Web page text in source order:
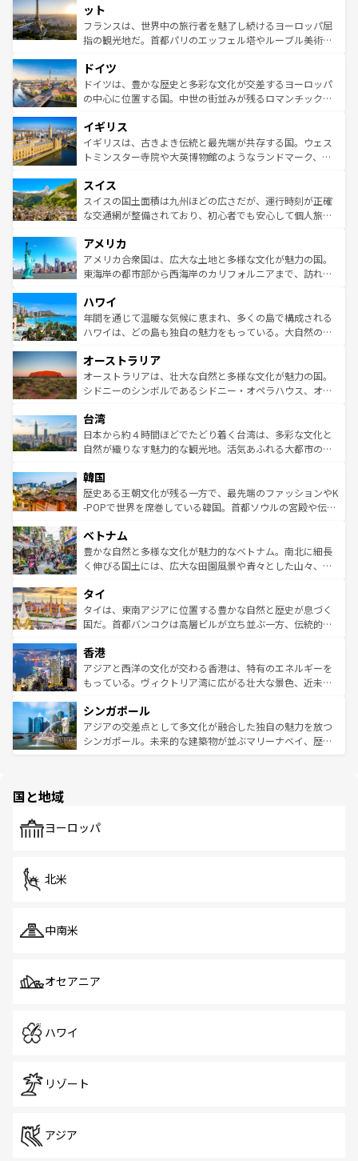
なお、新着のイタリア情報は
しい。
れる闘牛、そして美味しいタパスが生活の一部となってい
る。首都マドリードの洗練された雰囲気や、バルセロナの
アートに溢れた街角から、地方では古代ローマ遺跡や中世
せる。地方によって風土や気候が異なるスペインはその個
性で訪れる人を魅了する。 なお、新着のスペイン情報は コ
ンテンツ一覧を参照してほしい。
ット
フランスは、世界中の旅行者を魅了し続けるヨーロッパ屈
指の観光地だ。首都パリのエッフェル塔やルーブル美術館
で、幅広い魅力が詰まっている。華麗な宮殿、歴史的な大
聖堂、美しいビーチ、そして豊かな自然が、訪れる者を心
から魅了する。また、フランスは美食の国としても知ら
いる。シャンパンの発祥地であるランス、プロヴァンスの
香り高いラベンダー畑など、多彩な楽しみ方が可能だ。さ
らに、パリ以外の地域にも魅力が溢れており、どの街角に
れる地方に足を運ぶとそれぞれで全く異なる文化を体験で
きるだろう。 なお、新着のフランス情報はコンテンツ一覧
を参照してほしい。
ドイツ
ドイツは、豊かな歴史と多彩な文化が交差するヨーロッパ
の中心に位置する国。中世の街並みが残るロマンチック街
顔を持つこの国は、どこを歩いても飽きることがない。ベ
ルリンの文化的活気、バイエルン州のアルプスの絶景、そ
してライン川沿いのワイン畑といった風景は必見。ビール
は、お酒好きな人にはぜひ体験してほしい。 なお、新着の
ドイツ情報はコンテンツ一覧を参照してほしい。
イギリス
イギリスは、古きよき伝統と最先端が共存する国。ウェス
トミンスター寺院や大英博物館のようなランドマーク、歴
リアごとに異なる魅力がある。また、優雅なアフタヌーン
ティー、ビール好きにはたまらない英国パブ、サッカー観
戦など、本場だからこそできる体験も豊富。イギリスを旅
ンツ一覧を参照してほしい。
スイス
スイスの国土面積は九州ほどの広さだが、運行時刻が正確
な交通網が整備されており、初心者でも安心して個人旅行
の建物がそのまま残る町や、スイスならではのユニークな
博物館もあり、アルプス観光だけでなく町歩きも満喫する
ことができる。国民の所得が高いため物価も高いが、旅行
ば市内交通費無料で観光を楽しむこともできる。 なお、新
着のスイス情報はコンテンツ一覧 を参照してほしい。
アメリカ
アメリカ合衆国は、広大な土地と多様な文化が魅力の国。
東海岸の都市部から西海岸のカリフォルニアまで、訪れる
のような巨大都市は、観光、ショッピング、エンターテイ
ンメントが詰まった刺激的なスポットだ。一方、アメリカ
西部には大自然が広がり、グランドキャニオンやイエロー
部のニューオーリンズでは、音楽と美食が融合した独特の
文化が魅力。旅行者はアメリカの各地域で異なる魅力を楽
しみながら、その多様性と豊かな歴史を感じることができ
ならではの贅沢な旅のスタイルだ。 なお、新着のアメリカ
情報はコンテンツ一覧を参照してほしい。
ハワイ
年間を通じて温暖な気候に恵まれ、多くの島で構成される
ハワイは、どの島も独自の魅力をもっている。大自然の神
ワイ島は見逃せない。また、定番の観光地といえばオアフ
島だが、静かな自然を求めるならマウイ島やカウアイ島が
おすすめ。エメラルドグリーンに輝く海をはじめ、豊かな
れるおもてなしの心で訪れる人々を迎えてくれるハワイの
人々、おいしいローカルフードやハワイアンミュージッ
ク、伝統的なフラダンスなど、すべてがハワイの魅力を彩
ワイを、存分に味わってほしい。 なお、新着のハワイ情報
はコンテンツ一覧を参照してほしい。
オーストラリア
オーストラリアは、壮大な自然と多様な文化が魅力の国。
シドニーのシンボルであるシドニー・オペラハウス、オー
リアリーフや大陸中央部にそびえるウルル（エアーズロッ
ク）、タスマニアの美しい原生林やケアンズの熱帯雨林な
ど、見どころがたくさん。また、カフェやワイン、オージ
いる。アクティビティも充実しており、サーフィンやダイ
ビング、ハイキングなど、アウトドア好きにはたまらな
い。オーストラリアの多彩な魅力を存分に味わいつくそ
参照してほしい。
台湾
日本から約４時間ほどでたどり着く台湾は、多彩な文化と
自然が織りなす魅力的な観光地。活気あふれる大都市の台
ン）、静ひつな山岳地帯である台湾東部など、都市の喧騒
と山間の静けさが共存しており、訪れる人に新しい発見と
驚きをもたらしてくれる。また、奥深い台湾の食文化も魅
容にもいいと評判のスイーツなど、バラエティ豊かな料理
が味わえる。 なお、新着の台湾情報は コンテンツ一覧を参
照してほしい。
韓国
歴史ある王朝文化が残る一方で、最先端のファッションやK
-POPで世界を席巻している韓国。首都ソウルの宮殿や伝統
き、地方に足を延ばせば四季折々の自然美を楽しむことが
できる。そして、キムチや焼肉、絶品のストリートフード
まで、さまざまな韓国料理が待っている。夜には、韓国な
リティに包まれながら、韓国の多彩な魅力を心ゆくまで味
わってみてほしい。 なお、新着の韓国情報はコンテンツ一
覧を参照してほしい。
ベトナム
豊かな自然と多様な文化が魅力的なベトナム。南北に細長
く伸びる国土には、広大な田園風景や青々とした山々、世
急速な発展と共に伝統が息づく。ハノイの古い町並みやホ
ーチミン市のフランス統治時代の建物も、独特の雰囲気を
醸し出している。また、バラエティの豊かさとおいしさで
とつ。フォーやバインミー、ベトナムコーヒーなどは、ぜ
ひ現地で味わいたい。どの地域を訪れてもあたたかい人々
が旅行者を迎えてくれるので、きっと忘れられない旅にな
参照してほしい。
タイ
タイは、東南アジアに位置する豊かな自然と歴史が息づく
国だ。首都バンコクは高層ビルが立ち並ぶ一方、伝統的な
の活気が交差している。北部ではチェンマイなどの山岳地
帯で自然と触れ合い、南部ではプーケットやクラビの美し
いビーチでリゾート気分を楽しむことができる。タイ料理
激する。気候は一年中温暖で、どの季節にも異なる楽しみ
が待っている。親しみやすいタイの人々、仏教を中心とし
た文化、そして多様な観光資源が、訪れる旅人を魅了し続
香港
アジアと西洋の文化が交わる香港は、特有のエネルギーを
もっている。ヴィクトリア湾に広がる壮大な景色、近未来
み、どこを訪れても感動するはず。観光スポットが密集し
ており、効率よく見どころを回れるのも魅力。息をのむよ
うな絶景から文化的な体験まで、香港を存分に楽しみ尽く
シンガポール
アジアの交差点として多文化が融合した独自の魅力を放つ
シンガポール。未来的な建築物が並ぶマリーナベイ、歴史
で、ホーカーズは地元の風情を楽しめる外せないスポット
国と地域
ヨーロッパ
北米
中南米
オセアニア
ハワイ
リゾート
アジア